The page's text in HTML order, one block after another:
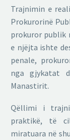
Trajnimin e
Prokurorinë
prokuror publik
e njëjta ishte
penale,
nga gjykatat
Manastirit.
Qëllimi i
praktikë, të
miratuara në